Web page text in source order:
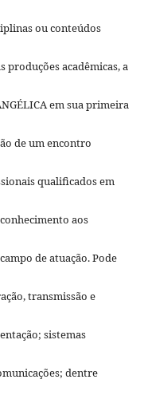
ou conteúdos
produções acadêmicas, a
em sua primeira
de um encontro
qualificados em
aos
de atuação. Pode
transmissão e
sistemas
dentre